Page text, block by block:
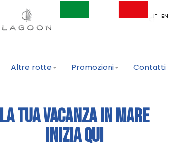
IT EN
Altre rotte Promozioni Contatti
La tua vacanza in mare
inizia qui